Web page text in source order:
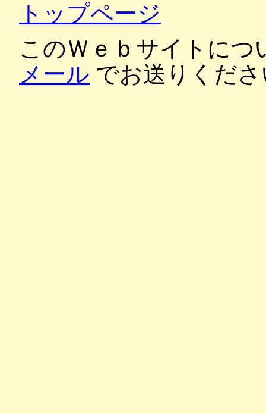
トップページ
このＷｅｂサイトにつ
メール でお送りくだ